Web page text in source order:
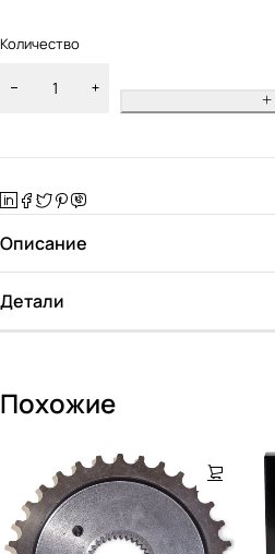
Количество
Описание
Детали
Похожие